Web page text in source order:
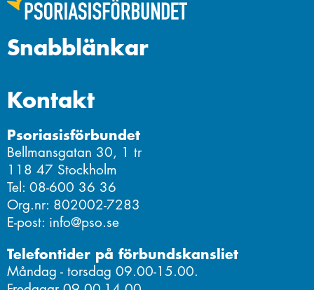
Kontakt
Psoriasisförbundet
Bellmansgatan 30, 1 tr
118 47 Stockholm
Tel: 08-600 36 36
Org.nr: 802002-7283
E-post: info@pso.se
Telefontider på förbundskansliet
Måndag - torsdag 09.00-15.00.
Snabblänkar